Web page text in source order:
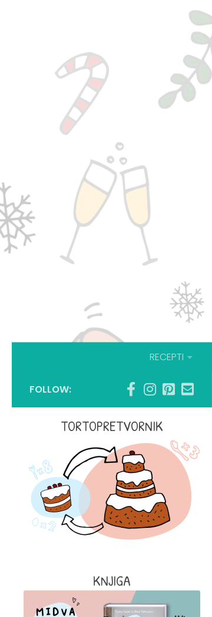
RECEPTI
FOLLOW:
TORTOPRETVORNIK
KNJIGA